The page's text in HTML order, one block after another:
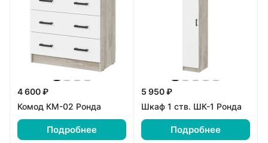
4 600 ₽
Комод КМ-02 Ронда
Подробнее
5 950 ₽
Шкаф 1 ств. ШК-1 Ронда
Подробнее